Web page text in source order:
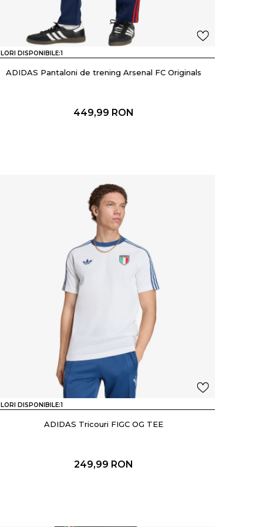
DISPONIBILE:1
ADIDAS Pantaloni de trening Arsenal FC Originals
449,99 RON
DISPONIBILE:1
ADIDAS Tricouri FIGC OG TEE
249,99 RON